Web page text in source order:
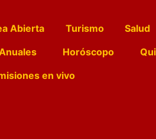
Abierta Turismo Salud
Horóscopo
en vivo